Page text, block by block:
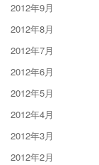
2012年9月
2012年8月
2012年7月
2012年6月
2012年5月
2012年4月
2012年3月
2012年2月